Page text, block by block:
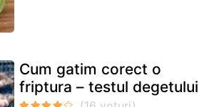
Cum gatim corect o
friptura – testul degetului